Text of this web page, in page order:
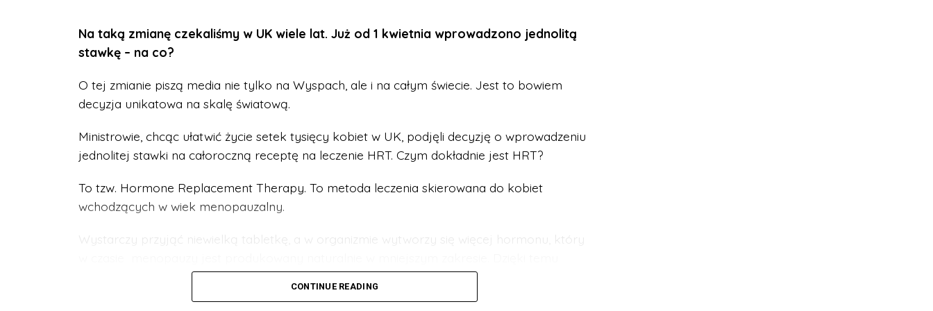
dostępnej tutaj.
Na taką zmianę czekaliśmy w UK wiele lat. Już od 1 kwietnia wprowadzono jednolitą
stawkę – na co?
O tej zmianie piszą media nie tylko na Wyspach, ale i na całym świecie. Jest to bowiem
decyzja unikatowa na skalę światową.
Ministrowie, chcąc ułatwić życie setek tysięcy kobiet w UK, podjęli decyzję o wprowadzeniu
jednolitej stawki na całoroczną receptę na leczenie HRT. Czym dokładnie jest HRT?
To tzw. Hormone Replacement Therapy. To metoda leczenia skierowana do kobiet
wchodzących w wiek menopauzalny.
Wystarczy przyjąć niewielką tabletkę, a w organizmie wytworzy się więcej hormonu, który
kobiety leczące się metodą HRT nie odczuwają tak wielu nieprzyjemnych skutków
CONTINUE READING